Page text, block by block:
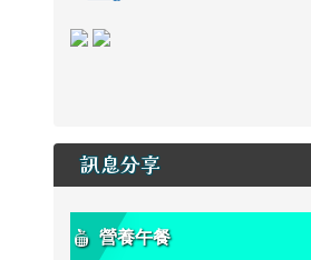
link to https://
link to https://
link to https://
訊息分享
營養午餐